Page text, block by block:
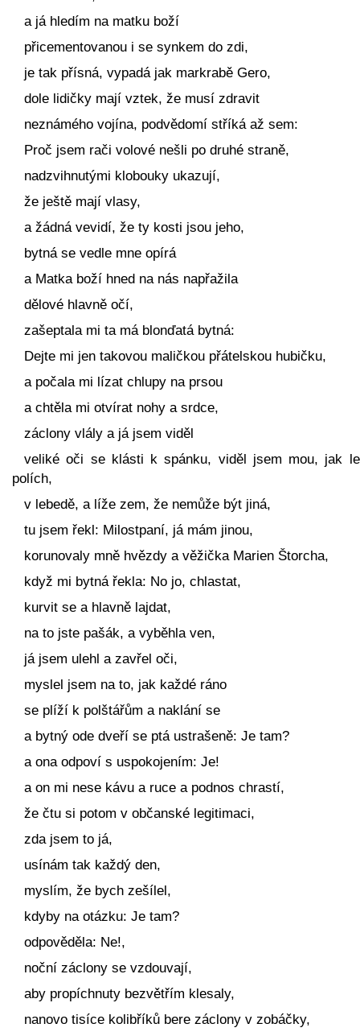
a já hledím na matku boží
přicementovanou i se synkem do zdi,
je tak přísná, vypadá jak markrabě Gero,
dole lidičky mají vztek, že musí zdravit
neznámého vojína, podvědomí stříká až sem:
Proč jsem rači volové nešli po druhé straně,
nadzvihnutými klobouky ukazují,
že ještě mají vlasy,
a žádná vevidí, že ty kosti jsou jeho,
bytná se vedle mne opírá
a Matka boží hned na nás napřažila
dělové hlavně očí,
zašeptala mi ta má blonďatá bytná:
Dejte mi jen takovou maličkou přátelskou hubičku,
a počala mi lízat chlupy na prsou
a chtěla mi otvírat nohy a srdce,
záclony vlály a já jsem viděl
veliké oči se klásti k spánku, viděl jsem mou, jak
polích,
v lebedě, a líže zem, že nemůže být jiná,
tu jsem řekl: Milostpaní, já mám jinou,
korunovaly mně hvězdy a věžička Marien Štorcha,
když mi bytná řekla: No jo, chlastat,
kurvit se a hlavně lajdat,
na to jste pašák, a vyběhla ven,
já jsem ulehl a zavřel oči,
myslel jsem na to, jak každé ráno
se plíží k polštářům a naklání se
a bytný ode dveří se ptá ustrašeně: Je tam?
a ona odpoví s uspokojením: Je!
a on mi nese kávu a ruce a podnos chrastí,
že čtu si potom v občanské legitimaci,
zda jsem to já,
usínám tak každý den,
myslím, že bych zešílel,
kdyby na otázku: Je tam?
odpověděla: Ne!,
noční záclony se vzdouvají,
aby propíchnuty bezvětřím klesaly,
nanovo tisíce kolibříků bere záclony v zobáčky,